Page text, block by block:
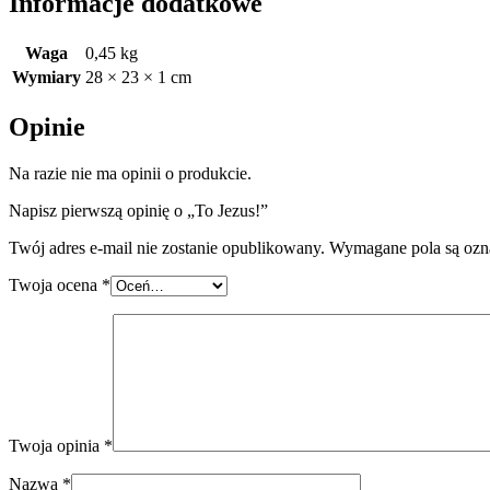
Waga
0,45 kg
Wymiary 28 × 23 × 1 cm
Opinie
Na razie nie ma opinii o produkcie.
Napisz pierwszą opinię o „To Jezus!”
Twój adres e-mail nie zostanie opublikowany. Wymagane pola są
Twoja ocena *
Twoja opinia *
Nazwa *